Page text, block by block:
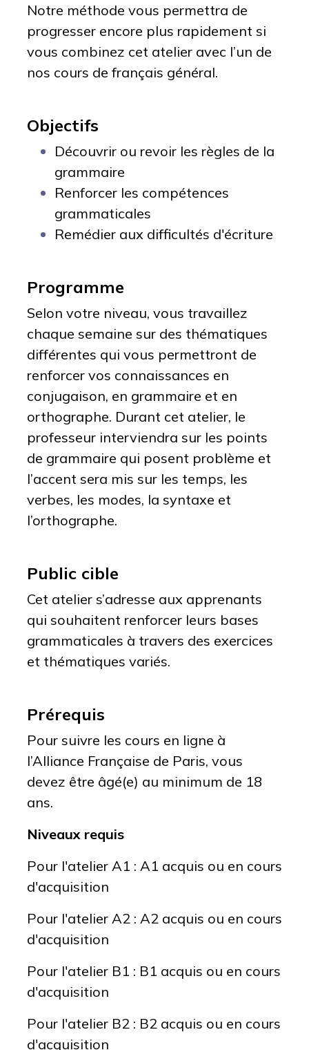
Notre méthode vous permettra de
progresser encore plus rapidement si
vous combinez cet atelier avec l’un de
nos cours de français général.
Objectifs
Découvrir ou revoir les règles de la
grammaire
Renforcer les compétences
grammaticales
Remédier aux difficultés d'écriture
Programme
Selon votre niveau, vous travaillez
chaque semaine sur des thématiques
différentes qui vous permettront de
renforcer vos connaissances en
conjugaison, en grammaire et en
orthographe. Durant cet atelier, le
professeur interviendra sur les points
de grammaire qui posent problème et
l’accent sera mis sur les temps, les
verbes, les modes, la syntaxe et
l’orthographe.
Public cible
Cet atelier s’adresse aux apprenants
qui souhaitent renforcer leurs bases
grammaticales à travers des exercices
et thématiques variés.
Prérequis
Pour suivre les cours en ligne à
l’Alliance Française de Paris, vous
devez être âgé(e) au minimum de 18
ans.
Niveaux requis
Pour l'atelier A1 : A1 acquis ou en cours
d'acquisition
Pour l'atelier A2 : A2 acquis ou en cours
d'acquisition
Pour l'atelier B1 : B1 acquis ou en cours
d'acquisition
Pour l'atelier B2 : B2 acquis ou en cours
d'acquisition